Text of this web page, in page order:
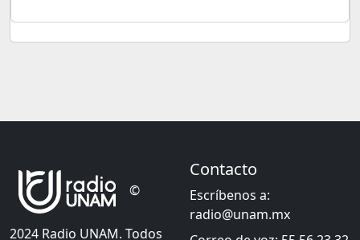
©
2024 Radio UNAM. Todos
Contacto
Escríbenos a:
radio@unam.mx